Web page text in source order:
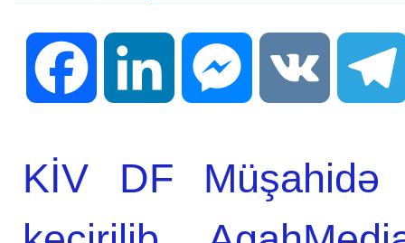
Facebook LinkedIn Messenger VK
KİV DF Müşahidə